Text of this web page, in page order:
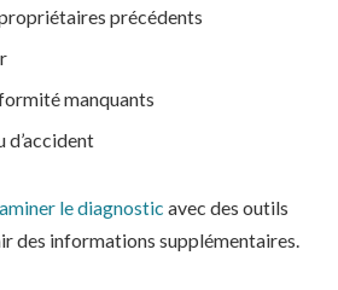
précédents
manquants
d’accident
le diagnostic avec des outils
des informations supplémentaires.